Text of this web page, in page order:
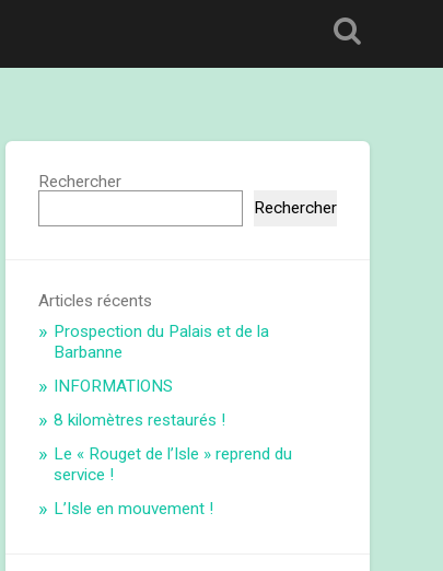
Rechercher
Rechercher
Articles récents
Prospection du Palais et de la
Barbanne
INFORMATIONS
8 kilomètres restaurés !
Le « Rouget de l’Isle » reprend du
service !
L’Isle en mouvement !